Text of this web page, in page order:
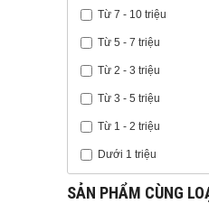
Từ 7 - 10 triệu
Từ 5 - 7 triệu
Từ 2 - 3 triệu
Từ 3 - 5 triệu
Từ 1 - 2 triệu
Dưới 1 triệu
SẢN PHẨM CÙNG